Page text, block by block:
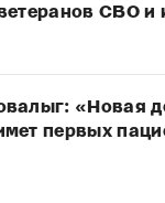
СВО и
«Новая
первых